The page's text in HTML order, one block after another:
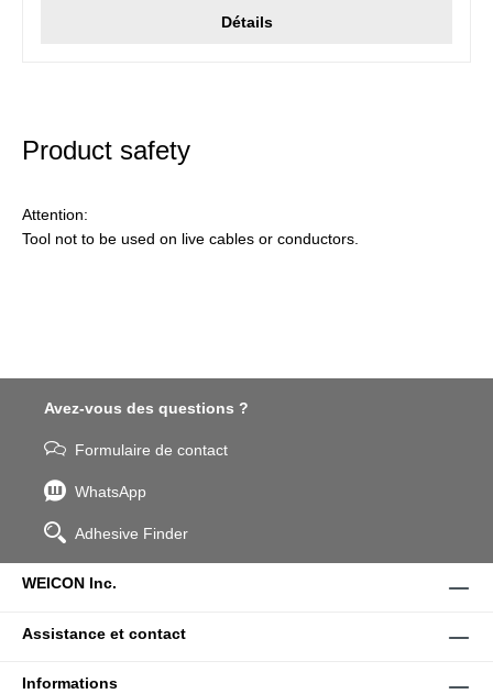
Détails
Product safety
Attention:
Tool not to be used on live cables or conductors.
Avez-vous des questions ?
Formulaire de contact
WhatsApp
Adhesive Finder
WEICON Inc.
Assistance et contact
Informations